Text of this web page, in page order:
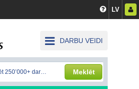
LV
DARBU VEIDI
Meklēt